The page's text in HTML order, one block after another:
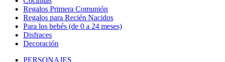
Regalos Primera Comunión
Regalos para Recién Nacidos
Para los bebés (de 0 a 24 meses)
Disfraces
Decoración
PERSONAJES